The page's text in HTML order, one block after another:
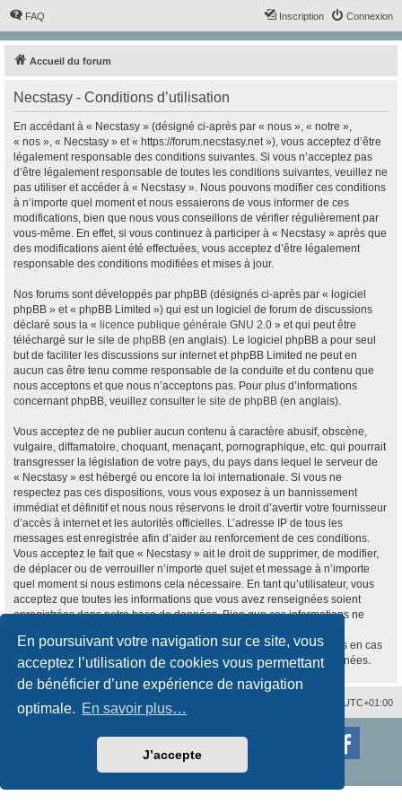
En poursuivant votre navigation sur ce site, vous
acceptez l’utilisation de cookies vous permettant
de bénéficier d’une expérience de navigation
optimale. En savoir plus…
J’accepte
FAQ Connexion
Inscription
Accueil du forum
Necstasy - Conditions d’utilisation
En accédant à « Necstasy » (désigné ci-après par « nous », « notre »,
« nos », « Necstasy » et « https://forum.necstasy.net »), vous acceptez d’être
légalement responsable des conditions suivantes. Si vous n’acceptez pas
d’être légalement responsable de toutes les conditions suivantes, veuillez ne
pas utiliser et accéder à « Necstasy ». Nous pouvons modifier ces conditions
à n’importe quel moment et nous essaierons de vous informer de ces
modifications, bien que nous vous conseillons de vérifier régulièrement par
vous-même. En effet, si vous continuez à participer à « Necstasy » après que
des modifications aient été effectuées, vous acceptez d’être légalement
responsable des conditions modifiées et mises à jour.
Nos forums sont développés par phpBB (désignés ci-après par « logiciel
phpBB » et « phpBB Limited ») qui est un logiciel de forum de discussions
déclaré sous la « licence publique générale GNU 2.0 » et qui peut être
téléchargé sur le site de phpBB (en anglais). Le logiciel phpBB a pour seul
but de faciliter les discussions sur internet et phpBB Limited ne peut en
aucun cas être tenu comme responsable de la conduite et du contenu que
nous acceptons et que nous n’acceptons pas. Pour plus d’informations
concernant phpBB, veuillez consulter le site de phpBB (en anglais).
Vous acceptez de ne publier aucun contenu à caractère abusif, obscène,
vulgaire, diffamatoire, choquant, menaçant, pornographique, etc. qui pourrait
transgresser la législation de votre pays, du pays dans lequel le serveur de
« Necstasy » est hébergé ou encore la loi internationale. Si vous ne
respectez pas ces dispositions, vous vous exposez à un bannissement
immédiat et définitif et nous nous réservons le droit d’avertir votre fournisseur
d’accès à internet et les autorités officielles. L’adresse IP de tous les
messages est enregistrée afin d’aider au renforcement de ces conditions.
Vous acceptez le fait que « Necstasy » ait le droit de supprimer, de modifier,
de déplacer ou de verrouiller n’importe quel sujet et message à n’importe
quel moment si nous estimons cela nécessaire. En tant qu’utilisateur, vous
acceptez que toutes les informations que vous avez renseignées soient
enregistrées dans notre base de données. Bien que ces informations ne
« Necstasy », ni phpBB, ne pourront être tenus comme responsables en cas
de tentative de piratage informatique visant à compromettre vos données.
UTC+01:00
Supprimer les cookies
Nous contacter
2017
Conditions